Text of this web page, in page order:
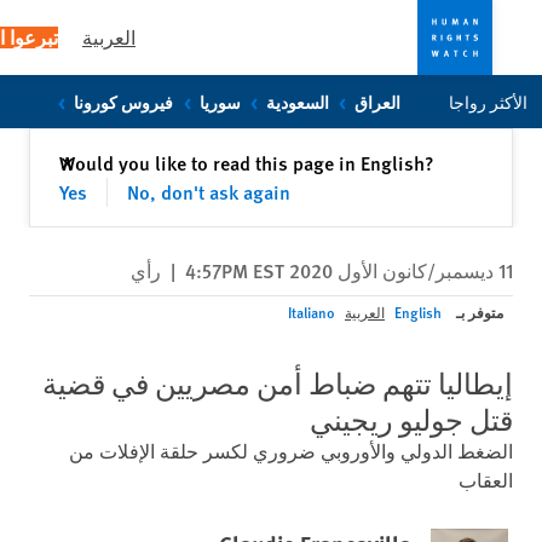
العربية تبرعوا الآن
رواجا السعودية سوريا فيروس كورونا
Would you like to read this page in English?
Yes
No, don't ask again
✕إغلاق
| رأي
English العربية Italiano
تتهم ضباط أمن مصريين في قضية
جوليو ريجيني
الدولي والأوروبي ضروري لكسر حلقة الإفلات من